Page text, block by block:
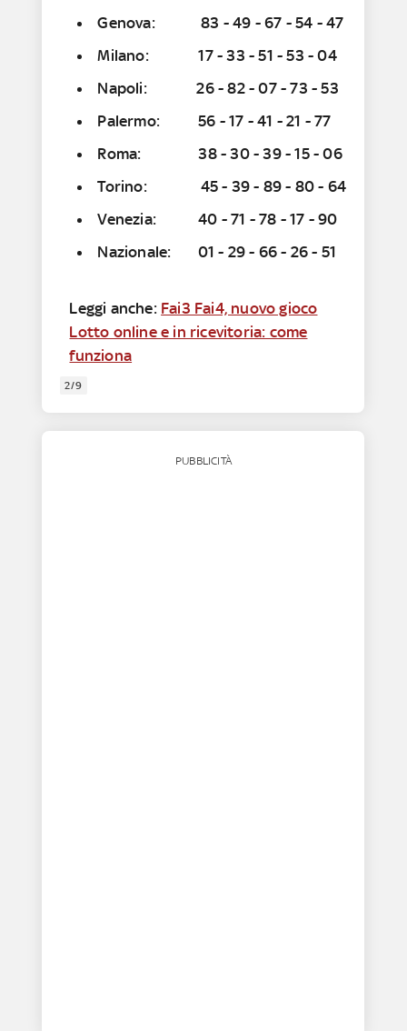
Genova: 83 - 49 - 67 - 54 - 47
Milano: 17 - 33 - 51 - 53 - 04
Napoli: 26 - 82 - 07 - 73 - 53
Palermo: 56 - 17 - 41 - 21 - 77
Roma: 38 - 30 - 39 - 15 - 06
Torino: 45 - 39 - 89 - 80 - 64
Venezia: 40 - 71 - 78 - 17 - 90
Nazionale: 01 - 29 - 66 - 26 - 51
Leggi anche: Fai3 Fai4, nuovo gioco
Lotto online e in ricevitoria: come
funziona
2/9
PUBBLICITÀ